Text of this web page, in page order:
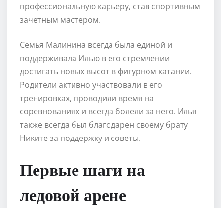
профессиональную карьеру, став спортивным
зачетным мастером.
Семья Малинина всегда была единой и
поддерживала Илью в его стремлении
достигать новых высот в фигурном катании.
Родители активно участвовали в его
тренировках, проводили время на
соревнованиях и всегда болели за него. Илья
также всегда был благодарен своему брату
Никите за поддержку и советы.
Первые шаги на
ледовой арене